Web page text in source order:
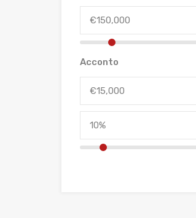
Acconto